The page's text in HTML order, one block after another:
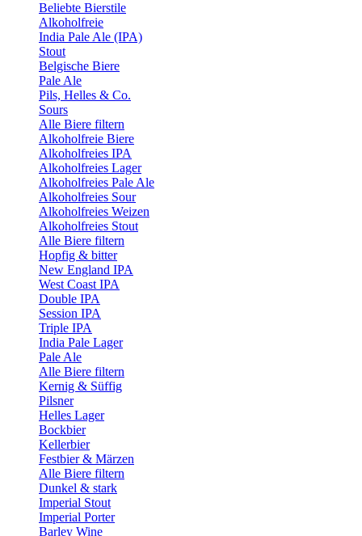
Beliebte Bierstile
Alkoholfreie
India Pale Ale (IPA)
Stout
Belgische Biere
Pale Ale
Pils, Helles & Co.
Sours
Alle Biere filtern
Alkoholfreie Biere
Alkoholfreies IPA
Alkoholfreies Lager
Alkoholfreies Pale Ale
Alkoholfreies Sour
Alkoholfreies Weizen
Alkoholfreies Stout
Alle Biere filtern
Hopfig & bitter
New England IPA
West Coast IPA
Double IPA
Session IPA
Triple IPA
India Pale Lager
Pale Ale
Alle Biere filtern
Kernig & Süffig
Pilsner
Helles Lager
Bockbier
Kellerbier
Festbier & Märzen
Alle Biere filtern
Dunkel & stark
Imperial Stout
Imperial Porter
Barley Wine